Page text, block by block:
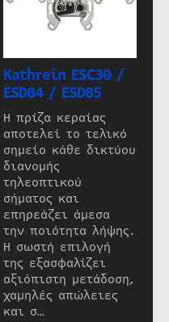
Kathrein ESC30 /
ESD84 / ESD85
Η πρίζα κεραίας
αποτελεί το τελικό
σημείο κάθε δικτύου
διανομής
τηλεοπτικού
σήματος και
επηρεάζει άμεσα
την ποιότητα λήψης.
Η σωστή επιλογή
της εξασφαλίζει
αξιόπιστη μετάδοση,
χαμηλές απώλειες
και σ…